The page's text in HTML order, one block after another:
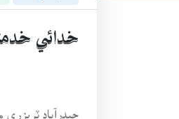
خدائي
حيدرآباد